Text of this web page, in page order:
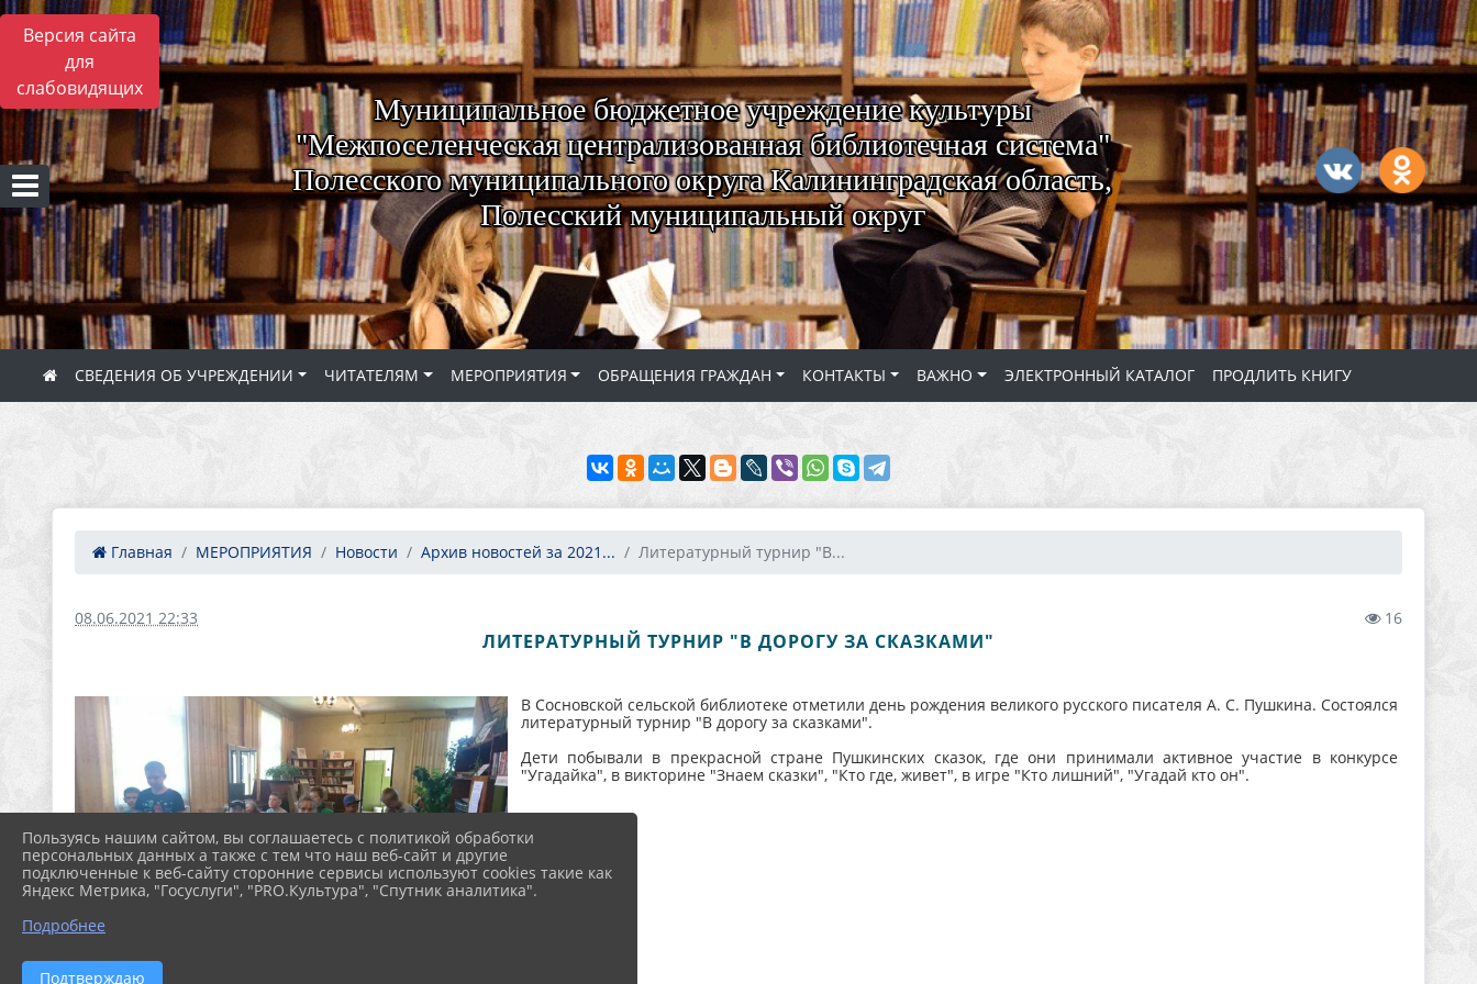
Версия сайта
для
слабовидящих
Муниципальное бюджетное учреждение культуры
"Межпоселенческая централизованная библиотечная система"
Полесского муниципального округа Калининградская область,
Полесский муниципальный округ
СВЕДЕНИЯ ОБ УЧРЕЖДЕНИИ ЧИТАТЕЛЯМ МЕРОПРИЯТИЯ ОБРАЩЕНИЯ ГРАЖДАН КОНТАКТЫ ВАЖНО ЭЛЕКТРОННЫЙ КАТАЛОГ ПРОДЛИТЬ КНИГУ
Главная МЕРОПРИЯТИЯ Новости Архив новостей за 2021... Литературный турнир "В...
08.06.2021 22:33 16
ЛИТЕРАТУРНЫЙ ТУРНИР "В ДОРОГУ ЗА СКАЗКАМИ"
В Сосновской сельской библиотеке отметили день рождения великого русского писателя А. С. Пушкина. Состоялся
литературный турнир "В дорогу за сказками".
Дети побывали в прекрасной стране Пушкинских сказок, где они принимали активное участие в конкурсе
"Угадайка", в викторине "Знаем сказки", "Кто где, живет", в игре "Кто лишний", "Угадай кто он".
Пользуясь нашим сайтом, вы соглашаетесь с политикой обработки
персональных данных а также с тем что наш веб-сайт и другие
подключенные к веб-сайту сторонние сервисы используют cookies такие как
Яндекс Метрика, "Госуслуги", "PRO.Культура", "Спутник аналитика".
Подробнее
Подтверждаю